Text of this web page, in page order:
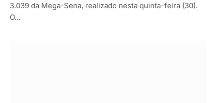
3.039 da Mega-Sena, realizado nesta quinta-feira (30).
O…